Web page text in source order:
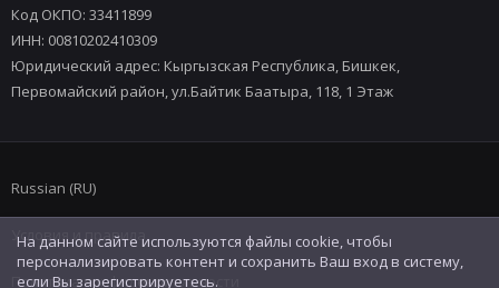
Код ОКПО: 33411899
ИНН: 00810202410309
Юридический адрес: Кыргызская Республика, Бишкек,
Первомайский район, ул.Байтик Баатыра, 118, 1 Этаж
Russian (RU)
Условия и правила
Политика конфиденциальности
На данном сайте используются файлы cookie, чтобы
персонализировать контент и сохранить Ваш вход в систему,
если Вы зарегистрируетесь.